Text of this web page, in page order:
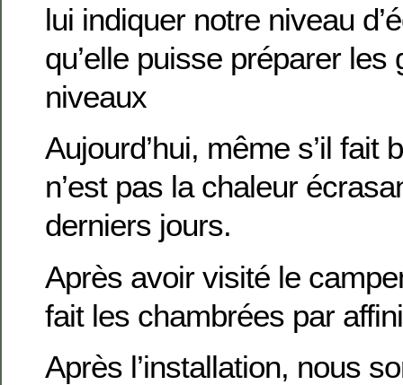
lui indiquer notre niveau
qu’elle puisse préparer les
niveaux
Aujourd’hui, même s’il fait
n’est pas la chaleur
derniers jours.
Après avoir visité le
fait les chambrées par
Après l’installation, nous